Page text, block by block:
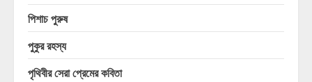
পিশাচ পুরুষ
পুকুর রহস্য
পৃথিবীর সেরা প্রেমের কবিতা